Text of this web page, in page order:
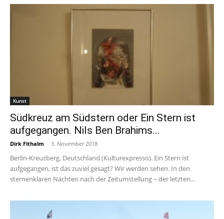
Kunst
Südkreuz am Südstern oder Ein Stern ist
aufgegangen. Nils Ben Brahims...
Dirk Fithalm - 3. November 2018
Berlin-Kreuzberg, Deutschland (Kulturexpresso). Ein Stern ist
aufgegangen, ist das zuviel gesagt? Wir werden sehen. In den
sternenklaren Nächten nach der Zeitumstellung – der letzten...